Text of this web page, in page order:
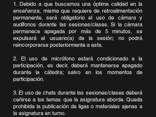
1. Debido a que buscamos una óptima calidad en la
enseñanza, misma que requiere de retroalimentación
permanente, será obligatorio el uso de cámara y
audífonos durante las sesiones/clases. Si la cámara
permanece apagada por más de 5 minutos, se
expulsará al usuario(a) de la sesión; no podrá
reincorporarse posteriormente a esta.
2. El uso de micrófono estará condicionado a la
participación, es decir, deberá mantenerse apagado
durante la cátedra; salvo en los momentos de
participación.
3. El uso de chats durante las sesiones/clases deberá
ceñirse a los temas que la asignatura aborde. Queda
prohibida la publicación de ligas o materiales ajenas a
la asignatura en turno.